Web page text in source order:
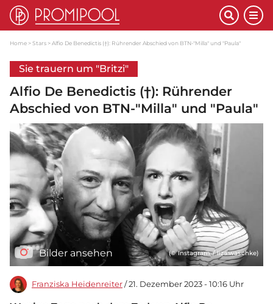
Home Stars Alfio De Benedictis (†): Rührender Abschied von BTN-"Milla" und "Paula"
Sie trauern um "Britzi"
Alfio De Benedictis (†): Rührender
Abschied von BTN-"Milla" und "Paula"
Bilder ansehen (© Instagram / liza.waschke)
Franziska Heidenreiter / 21. Dezember 2023 - 10:16 Uhr